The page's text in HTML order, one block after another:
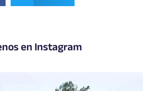
en Instagram